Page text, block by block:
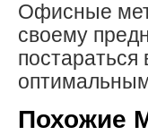
Офисные
своему
постараться
Похожие